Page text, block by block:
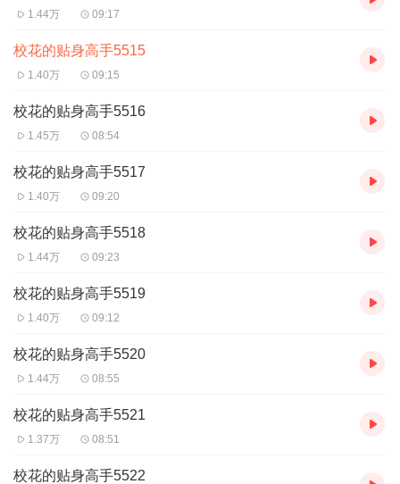
1.44万 09:17
校花的贴身高手5515
1.40万 09:15
校花的贴身高手5516
1.45万 08:54
校花的贴身高手5517
1.40万 09:20
校花的贴身高手5518
1.44万 09:23
校花的贴身高手5519
1.40万 09:12
校花的贴身高手5520
1.44万 08:55
校花的贴身高手5521
1.37万 08:51
校花的贴身高手5522